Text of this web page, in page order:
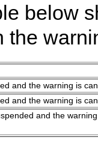
below
the
and the warning is
and the warning is
and the